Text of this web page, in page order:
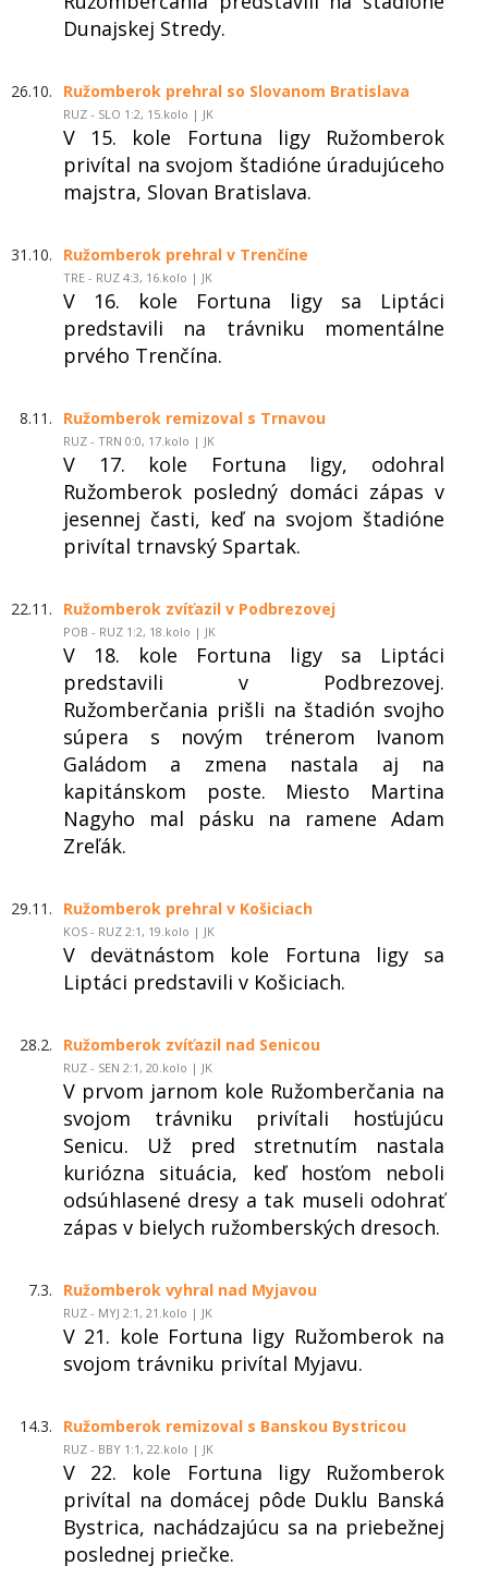
Dunajskej Stredy.
26.10. Ružomberok prehral so Slovanom Bratislava
RUZ - SLO 1:2, 15.kolo | JK
V 15. kole Fortuna ligy Ružomberok
privítal na svojom štadióne úradujúceho
majstra, Slovan Bratislava.
31.10. Ružomberok prehral v Trenčíne
TRE - RUZ 4:3, 16.kolo | JK
V 16. kole Fortuna ligy sa Liptáci
predstavili na trávniku momentálne
prvého Trenčína.
8.11. Ružomberok remizoval s Trnavou
RUZ - TRN 0:0, 17.kolo | JK
V 17. kole Fortuna ligy, odohral
Ružomberok posledný domáci zápas v
jesennej časti, keď na svojom štadióne
privítal trnavský Spartak.
22.11. Ružomberok zvíťazil v Podbrezovej
POB - RUZ 1:2, 18.kolo | JK
V 18. kole Fortuna ligy sa Liptáci
predstavili v Podbrezovej.
Ružomberčania prišli na štadión svojho
súpera s novým trénerom Ivanom
Galádom a zmena nastala aj na
kapitánskom poste. Miesto Martina
Nagyho mal pásku na ramene Adam
Zreľák.
29.11. Ružomberok prehral v Košiciach
KOS - RUZ 2:1, 19.kolo | JK
V devätnástom kole Fortuna ligy sa
Liptáci predstavili v Košiciach.
28.2. Ružomberok zvíťazil nad Senicou
RUZ - SEN 2:1, 20.kolo | JK
V prvom jarnom kole Ružomberčania na
svojom trávniku privítali hosťujúcu
Senicu. Už pred stretnutím nastala
kuriózna situácia, keď hosťom neboli
odsúhlasené dresy a tak museli odohrať
zápas v bielych ružomberských dresoch.
7.3. Ružomberok vyhral nad Myjavou
RUZ - MYJ 2:1, 21.kolo | JK
V 21. kole Fortuna ligy Ružomberok na
svojom trávniku privítal Myjavu.
14.3. Ružomberok remizoval s Banskou Bystricou
RUZ - BBY 1:1, 22.kolo | JK
V 22. kole Fortuna ligy Ružomberok
privítal na domácej pôde Duklu Banská
Bystrica, nachádzajúcu sa na priebežnej
poslednej priečke.